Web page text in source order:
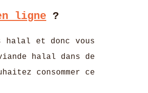
ligne ?
halal et donc vous
halal dans de
consommer ce